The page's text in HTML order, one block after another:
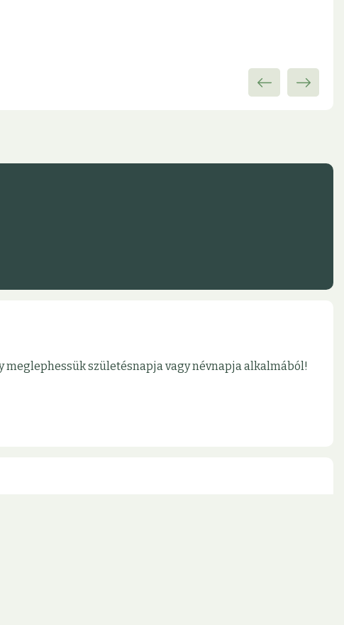
születésnapja vagy névnapja alkalmából!